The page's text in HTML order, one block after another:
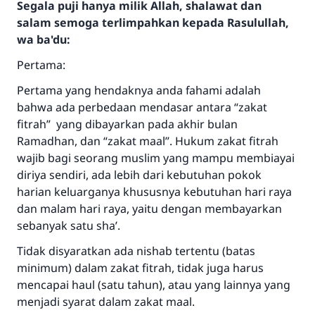
Segala puji hanya milik Allah, shalawat dan
salam semoga terlimpahkan kepada Rasulullah,
wa ba'du:
Pertama:
Pertama yang hendaknya anda fahami adalah
bahwa ada perbedaan mendasar antara “zakat
fitrah” yang dibayarkan pada akhir bulan
Ramadhan, dan “zakat maal”. Hukum zakat fitrah
wajib bagi seorang muslim yang mampu membiayai
diriya sendiri, ada lebih dari kebutuhan pokok
harian keluarganya khususnya kebutuhan hari raya
dan malam hari raya, yaitu dengan membayarkan
sebanyak satu sha’.
Tidak disyaratkan ada nishab tertentu (batas
minimum) dalam zakat fitrah, tidak juga harus
mencapai haul (satu tahun), atau yang lainnya yang
menjadi syarat dalam zakat maal.